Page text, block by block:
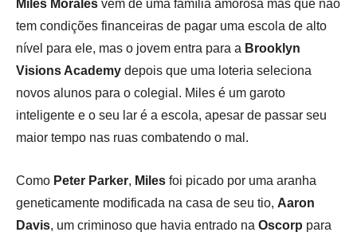
Miles Morales vem de uma família amorosa mas que não
tem condições financeiras de pagar uma escola de alto
nível para ele, mas o jovem entra para a Brooklyn
Visions Academy depois que uma loteria seleciona
novos alunos para o colegial. Miles é um garoto
inteligente e o seu lar é a escola, apesar de passar seu
maior tempo nas ruas combatendo o mal.
Como Peter Parker, Miles foi picado por uma aranha
geneticamente modificada na casa de seu tio, Aaron
Davis, um criminoso que havia entrado na Oscorp para